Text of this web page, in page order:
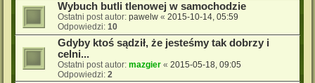
Wybuch butli tlenowej w samochodzie
Ostatni post autor: pawelw « 2015-10-14, 05:59
Odpowiedzi: 10
Gdyby ktoś sądził, że jesteśmy tak dobrzy i
celni...
Ostatni post autor: mazgier « 2015-05-18, 09:05
Odpowiedzi: 2